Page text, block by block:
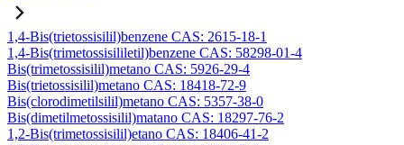
1,4-Bis(trietossisilil)benzene CAS: 2615-18-1
1,4-Bis(trimetossisililetil)benzene CAS: 58298-01-4
Bis(trimetossisilil)metano CAS: 5926-29-4
Bis(trietossisilil)metano CAS: 18418-72-9
Bis(clorodimetilsilil)metano CAS: 5357-38-0
Bis(dimetilmetossisilil)matano CAS: 18297-76-2
1,2-Bis(trimetossisilil)etano CAS: 18406-41-2